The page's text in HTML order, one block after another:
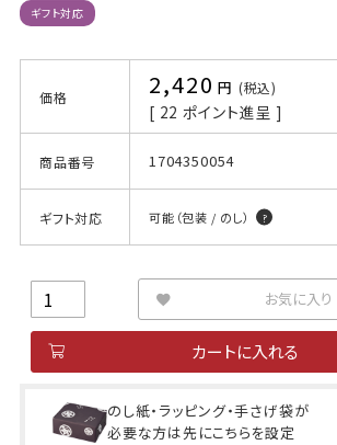
ギフト対応
価格 2,420 税込
[ 22 ポイント進呈 ]
商品番号 1704350054
ギフト対応 可能（包装 / のし）
お気に入り
カートに入れる
のし紙・ラッピング・手さげ袋が
必要な方は先にこちらを設定